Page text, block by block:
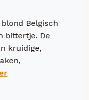
Belgisch
bittertje. De
kruidige,